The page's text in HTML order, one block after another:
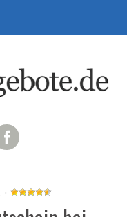
Facebook
Feed